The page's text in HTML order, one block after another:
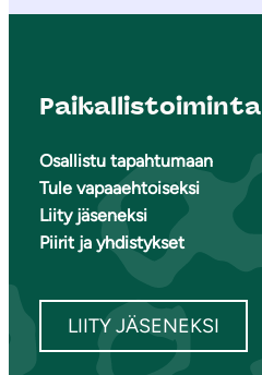
Paikallistoiminta
Osallistu tapahtumaan
Tule vapaaehtoiseksi
Liity jäseneksi
Piirit ja yhdistykset
LIITY JÄSENEKSI